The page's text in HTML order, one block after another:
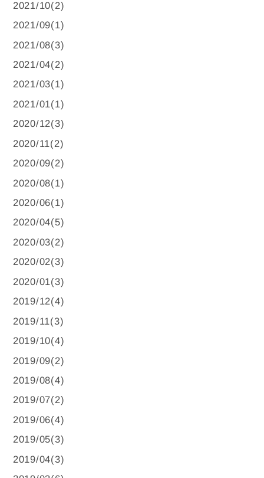
2021/10(2)
2021/09(1)
2021/08(3)
2021/04(2)
2021/03(1)
2021/01(1)
2020/12(3)
2020/11(2)
2020/09(2)
2020/08(1)
2020/06(1)
2020/04(5)
2020/03(2)
2020/02(3)
2020/01(3)
2019/12(4)
2019/11(3)
2019/10(4)
2019/09(2)
2019/08(4)
2019/07(2)
2019/06(4)
2019/05(3)
2019/04(3)